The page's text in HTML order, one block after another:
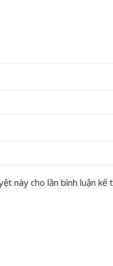
nhiễm với nước ngập
Interflor
này cho lần bình luận kế